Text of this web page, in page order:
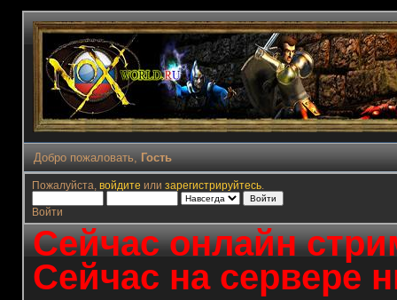
Добро пожаловать, Гость
Пожалуйста, войдите или зарегистрируйтесь.
Войти
Сейчас онлайн
Сейчас на сервере